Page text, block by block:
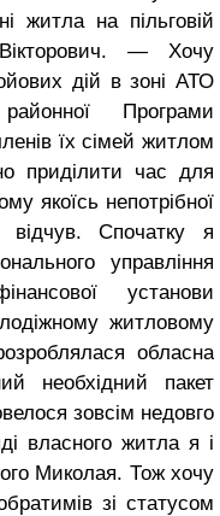
житла на пільговій
— Хочу
дій в зоні АТО
Програми
їх сімей житлом
приділити час для
якоїсь непотрібної
Спочатку я
управління
установи
житловому
обласна
необхідний пакет
зовсім недовго
власного житла я і
Миколая. Тож хочу
зі статусом